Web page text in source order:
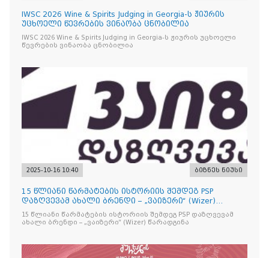
IWSC 2026 Wine & Spirits Judging in Georgia-ს ჟიურის
უცხოელი წევრების ვინაობა ცნობილია
IWSC 2026 Wine & Spirits Judging in Georgia-ს ჟიურის უცხოელი
წევრების ვინაობა ცნობილია
2025-10-16 10:40 ბიზნეს ნიუსი
15 წლიანი წარმატების ისტორიის შემდეგ PSP
დაზღვევამ ახალი ბრენდი – „ვაიზერი“ (Wizer)
წარადგინა
15 წლიანი წარმატების ისტორიის შემდეგ PSP დაზღვევამ
ახალი ბრენდი – „ვაიზერი“ (Wizer) წარადგინა